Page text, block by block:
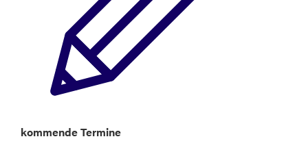
kommende Termine